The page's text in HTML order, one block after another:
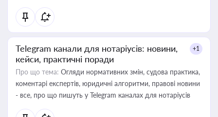
Telegram канали для нотаріусів: новини,
кейси, практичні поради
+1
Про що тема: Огляди нормативних змін, судова практика,
коментарі експертів, юридичні алгоритми, правові новини
- все, про що пишуть у Telegram каналах для нотаріусів